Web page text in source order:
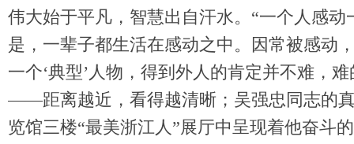
伟大始于平凡，智慧出自汗水。“一个人感动
是，一辈子都生活在感动之中。因常被感动
一个‘典型’人物，得到外人的肯定并不难，
——距离越近，看得越清晰；吴强忠同志的
览馆三楼“最美浙江人”展厅中呈现着他奋斗